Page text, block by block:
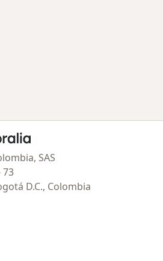
de inicio
SAS
73
D.C., Colombia